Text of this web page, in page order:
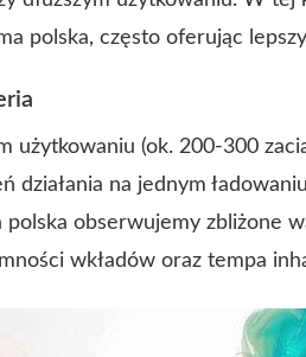
polska, często oferując
użytkowaniu (ok. 200-300
działania na jednym
polska obserwujemy zbliżone
wkładów oraz tempa